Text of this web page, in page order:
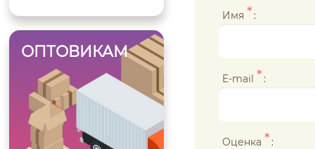
ОПТОВИКАМ
Имя * :
E-mail * :
Оценка * :